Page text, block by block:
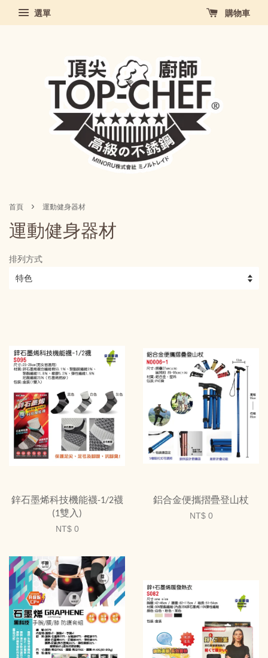
選單 購物車
首頁 › 運動健身器材
運動健身器材
排列方式
鋅石墨烯科技機能襪-1/2襪
(1雙入)
NT$ 0
鋁合金便攜摺疊登山杖
NT$ 0